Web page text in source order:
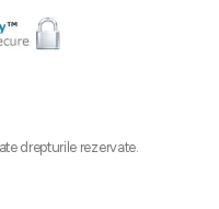
drepturile rezervate.